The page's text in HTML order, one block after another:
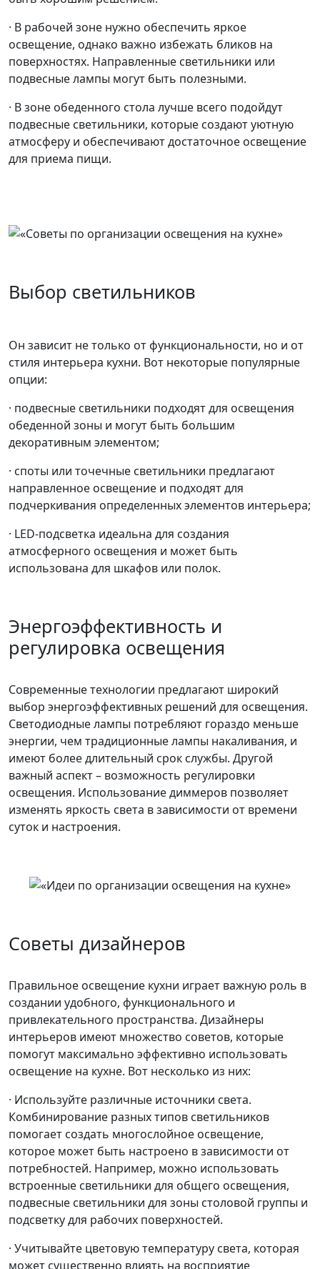
· В рабочей зоне нужно обеспечить яркое
освещение, однако важно избежать бликов на
поверхностях. Направленные светильники или
подвесные лампы могут быть полезными.
· В зоне обеденного стола лучше всего подойдут
подвесные светильники, которые создают уютную
атмосферу и обеспечивают достаточное освещение
для приема пищи.
Выбор светильников
Он зависит не только от функциональности, но и от
стиля интерьера кухни. Вот некоторые популярные
опции:
· подвесные светильники подходят для освещения
обеденной зоны и могут быть большим
декоративным элементом;
· споты или точечные светильники предлагают
направленное освещение и подходят для
подчеркивания определенных элементов интерьера;
· LED-подсветка идеальна для создания
атмосферного освещения и может быть
использована для шкафов или полок.
Энергоэффективность и
регулировка освещения
Современные технологии предлагают широкий
выбор энергоэффективных решений для освещения.
Светодиодные лампы потребляют гораздо меньше
энергии, чем традиционные лампы накаливания, и
имеют более длительный срок службы. Другой
важный аспект – возможность регулировки
освещения. Использование диммеров позволяет
изменять яркость света в зависимости от времени
суток и настроения.
Советы дизайнеров
Правильное освещение кухни играет важную роль в
создании удобного, функционального и
привлекательного пространства. Дизайнеры
интерьеров имеют множество советов, которые
помогут максимально эффективно использовать
освещение на кухне. Вот несколько из них:
· Используйте различные источники света.
Комбинирование разных типов светильников
помогает создать многослойное освещение,
которое может быть настроено в зависимости от
потребностей. Например, можно использовать
встроенные светильники для общего освещения,
подвесные светильники для зоны столовой группы и
подсветку для рабочих поверхностей.
· Учитывайте цветовую температуру света, которая
может существенно влиять на восприятие